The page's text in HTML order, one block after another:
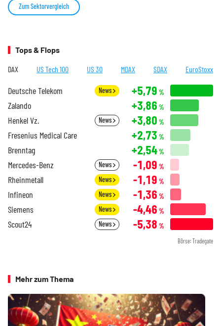
Zum Sektorvergleich
Tops & Flops
DAX US Tech 100 US 30 MDAX SDAX EuroStoxx
Deutsche Telekom News +5,79 %
Zalando +3,86 %
Henkel Vz. News +3,80 %
Fresenius Medical Care +2,73 %
Brenntag +2,54%
Mercedes-Benz News -1,09 %
Rheinmetall News -1,19 %
Infineon News -1,36 %
Siemens News -4,46 %
Scout24 News -5,38 %
Börse: Tradegate
Mehr zum Thema